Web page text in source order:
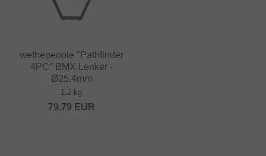
wethepeople "Pathfinder
4PC" BMX Lenker -
Ø25.4mm
1.2 kg
79.79 EUR